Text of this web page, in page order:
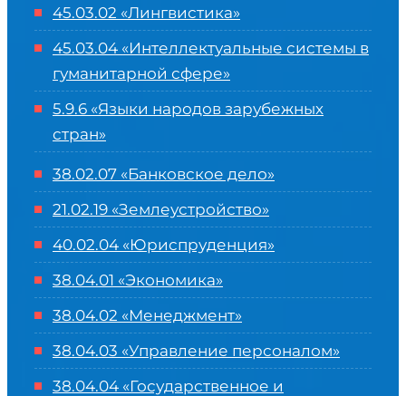
45.03.02 «Лингвистика»
45.03.04 «Интеллектуальные системы в
гуманитарной сфере»
5.9.6 «Языки народов зарубежных
стран»
38.02.07 «Банковское дело»
21.02.19 «Землеустройство»
40.02.04 «Юриспруденция»
38.04.01 «Экономика»
38.04.02 «Менеджмент»
38.04.03 «Управление персоналом»
38.04.04 «Государственное и